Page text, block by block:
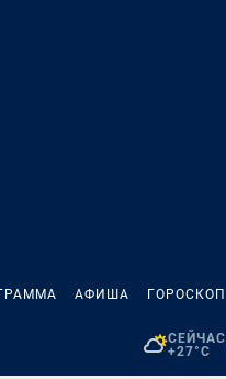
АФИША ГОРОСКОП
СЕЙЧАС
+27°C